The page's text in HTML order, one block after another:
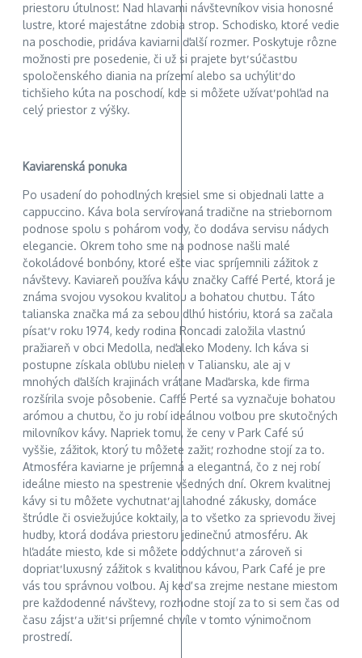
priestoru útulnosť. Nad hlavami návštevníkov visia honosné
lustre, ktoré majestátne zdobia strop. Schodisko, ktoré vedie
na poschodie, pridáva kaviarni ďalší rozmer. Poskytuje rôzne
možnosti pre posedenie, či už si prajete byť súčasťou
spoločenského diania na prízemí alebo sa uchýliť do
tichšieho kúta na poschodí, kde si môžete užívať pohľad na
celý priestor z výšky.
Kaviarenská ponuka
Po usadení do pohodlných kresiel sme si objednali latte a
cappuccino. Káva bola servírovaná tradične na striebornom
podnose spolu s pohárom vody, čo dodáva servisu nádych
elegancie. Okrem toho sme na podnose našli malé
čokoládové bonbóny, ktoré ešte viac spríjemnili zážitok z
návštevy. Kaviareň používa kávu značky Caffé Perté, ktorá je
známa svojou vysokou kvalitou a bohatou chuťou. Táto
talianska značka má za sebou dlhú históriu, ktorá sa začala
písať v roku 1974, kedy rodina Roncadi založila vlastnú
pražiareň v obci Medolla, neďaleko Modeny. Ich káva si
postupne získala obľubu nielen v Taliansku, ale aj v
mnohých ďalších krajinách vrátane Maďarska, kde firma
rozšírila svoje pôsobenie. Caffé Perté sa vyznačuje bohatou
arómou a chuťou, čo ju robí ideálnou voľbou pre skutočných
milovníkov kávy. Napriek tomu, že ceny v Park Café sú
vyššie, zážitok, ktorý tu môžete zažiť, rozhodne stojí za to.
Atmosféra kaviarne je príjemná a elegantná, čo z nej robí
ideálne miesto na spestrenie všedných dní. Okrem kvalitnej
kávy si tu môžete vychutnať aj lahodné zákusky, domáce
štrúdle či osviežujúce koktaily, a to všetko za sprievodu živej
hudby, ktorá dodáva priestoru jedinečnú atmosféru. Ak
hľadáte miesto, kde si môžete oddýchnuť a zároveň si
dopriať luxusný zážitok s kvalitnou kávou, Park Café je pre
vás tou správnou voľbou. Aj keď sa zrejme nestane miestom
pre každodenné návštevy, rozhodne stojí za to si sem čas od
času zájsť a užiť si príjemné chvíle v tomto výnimočnom
prostredí.